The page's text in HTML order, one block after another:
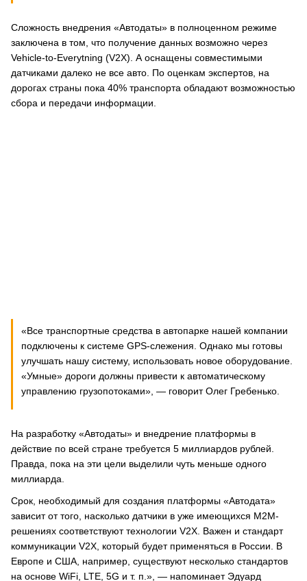
Сложность внедрения «Автодаты» в полноценном режиме
заключена в том, что получение данных возможно через
Vehicle-to-Everytning (V2X). А оснащены совместимыми
датчиками далеко не все авто. По оценкам экспертов, на
дорогах страны пока 40% транспорта обладают возможностью
сбора и передачи информации.
«Все транспортные средства в автопарке нашей компании
подключены к системе GPS-слежения. Однако мы готовы
улучшать нашу систему, использовать новое оборудование.
«Умные» дороги должны привести к автоматическому
управлению грузопотоками», — говорит Олег Гребенько.
На разработку «Автодаты» и внедрение платформы в
действие по всей стране требуется 5 миллиардов рублей.
Правда, пока на эти цели выделили чуть меньше одного
миллиарда.
Срок, необходимый для создания платформы «Автодата»
зависит от того, насколько датчики в уже имеющихся M2M-
решениях соответствуют технологии V2X. Важен и стандарт
коммуникации V2X, который будет применяться в России. В
Европе и США, например, существуют несколько стандартов
на основе WiFi, LTE, 5G и т. п.», — напоминает Эдуард